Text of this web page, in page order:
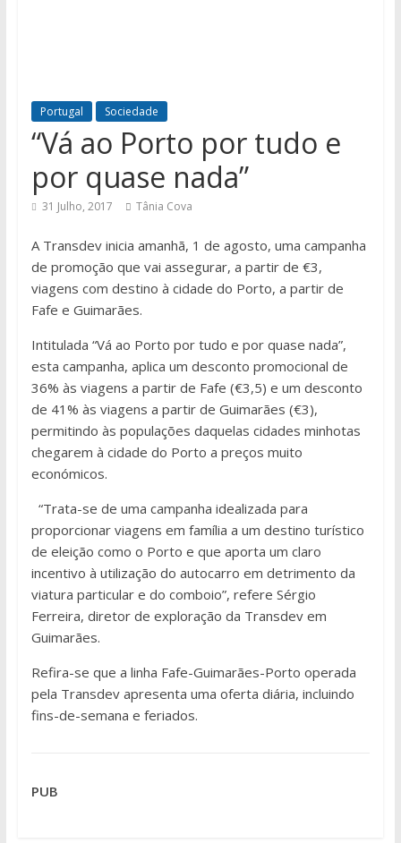
Portugal Sociedade
“Vá ao Porto por tudo e
por quase nada”
31 Julho, 2017 Tânia Cova
A Transdev inicia amanhã, 1 de agosto, uma campanha
de promoção que vai assegurar, a partir de €3,
viagens com destino à cidade do Porto, a partir de
Fafe e Guimarães.
Intitulada “Vá ao Porto por tudo e por quase nada”,
esta campanha, aplica um desconto promocional de
36% às viagens a partir de Fafe (€3,5) e um desconto
de 41% às viagens a partir de Guimarães (€3),
permitindo às populações daquelas cidades minhotas
chegarem à cidade do Porto a preços muito
económicos.
“Trata-se de uma campanha idealizada para
proporcionar viagens em família a um destino turístico
de eleição como o Porto e que aporta um claro
incentivo à utilização do autocarro em detrimento da
viatura particular e do comboio”, refere Sérgio
Ferreira, diretor de exploração da Transdev em
Guimarães.
Refira-se que a linha Fafe-Guimarães-Porto operada
pela Transdev apresenta uma oferta diária, incluindo
fins-de-semana e feriados.
PUB